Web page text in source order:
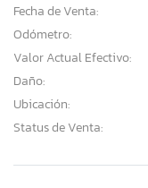
Fecha de Venta:
Odómetro:
Valor Actual Efectivo:
Daño:
Ubicación:
Status de Venta: